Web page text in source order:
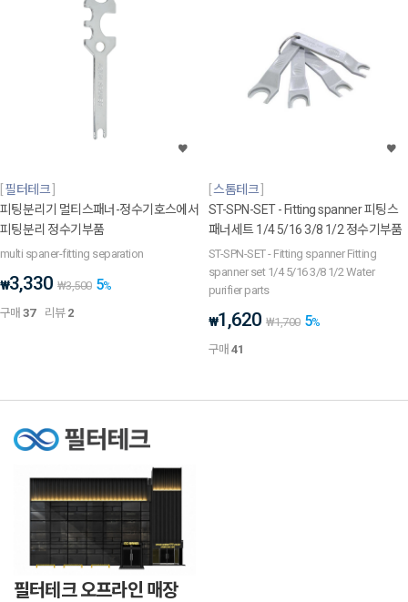
필터테크
피팅분리기 멀티스패너-정수기호스에서
피팅분리 정수기부품
multi spaner-fitting separation
₩3,330 ₩3,500 5%
구매37 리뷰 2
스톰테크
ST-SPN-SET - Fitting spanner 피팅스
패너세트 1/4 5/16 3/8 1/2 정수기부품
ST-SPN-SET - Fitting spanner Fitting
spanner set 1/4 5/16 3/8 1/2 Water
purifier parts
₩1,620 ₩1,700 5%
구매41
필터테크 오프라인 매장